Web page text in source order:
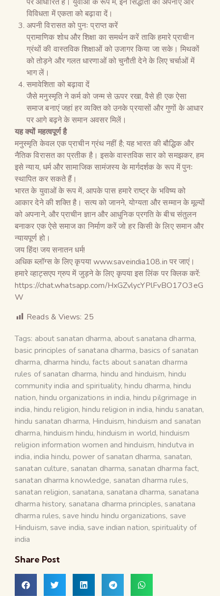
विविधता में एकता को बढ़ावा दें।
अपनी विरासत को पुनः प्राप्त करें
प्रामाणिक शोध और शिक्षा का समर्थन करें ताकि हमारे प्राचीन
ग्रंथों की वास्तविक शिक्षाओं को उजागर किया जा सके। मिथकों
को तोड़ने और गलत धारणाओं को चुनौती देने के लिए चर्चाओं में
भाग लें।
समावेशिता को बढ़ावा दें
जैसे मनुस्मृति ने कर्म को जन्म से ऊपर रखा, वैसे ही एक ऐसा
समाज बनाएं जहां हर व्यक्ति को उनके प्रयासों और गुणों के आधार
पर आगे बढ़ने के समान अवसर मिलें।
यह क्यों महत्वपूर्ण है
मनुस्मृति केवल एक प्राचीन ग्रंथ नहीं है; यह भारत की बौद्धिक और
नैतिक विरासत का प्रतीक है। इसके वास्तविक सार को समझकर, हम
इसे न्याय, धर्म और सामाजिक सामंजस्य के मार्गदर्शक के रूप में पुनः
स्थापित कर सकते हैं।
भारत के युवाओं के रूप में, आपके पास हमारे राष्ट्र के भविष्य को
आकार देने की शक्ति है। सत्य को जानने, योग्यता और सम्मान के मूल्यों
को अपनाने, और प्राचीन ज्ञान और आधुनिक प्रगति के बीच संतुलन
बनाकर एक ऐसे समाज का निर्माण करें जो हर किसी के लिए समान और
न्यायपूर्ण हो।
जय हिंद! जय सनातन धर्म!
अधिक ब्लॉग्स के लिए कृपया www.saveindia108.in पर जाएं।
हमारे व्हाट्सएप ग्रुप में जुड़ने के लिए कृपया इस लिंक पर क्लिक करें:
https://chat.whatsapp.com/HxGZvlycYPlFvBO17O3eG
W
Reads & Views: 25
Tags: about sanatan dharma, about sanatana dharma,
basic principles of sanatana dharma, basics of sanatan
dharma, dharma hindu,facts about sanatan dharma
rules of sanatan dharma, hindu and hinduism, hindu
community india and spirituality,hindu dharma, hindu
nation, hindu organizations in india, hindu pilgrimage in
india, hindu religion,hindu religion in india, hindu sanatan,
hindu sanatan dharma, Hinduism,hinduism and sanatan
dharma, hinduism hindu,hinduism in world,hinduism
religion information women and hinduism,hindutva in
india, india hindu,power of sanatan dharma, sanatan,
sanatan culture, sanatan dharma, sanatan dharma fact,
sanatan dharma knowledge, sanatan dharma rules,
sanatan religion, sanatana, sanatana dharma, sanatana
dharma history, sanatana dharma principles, sanatana
dharma rules, save hindu hindu organizations, save
Hinduism, save india, save indian nation, spirituality of
india
Share Post